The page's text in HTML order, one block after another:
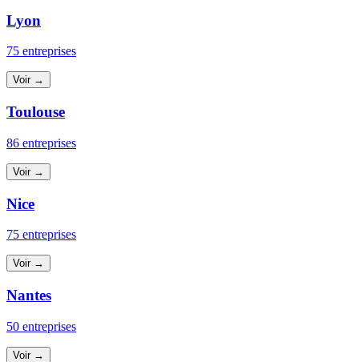
Lyon
75 entreprises
Voir →
Toulouse
86 entreprises
Voir →
Nice
75 entreprises
Voir →
Nantes
50 entreprises
Voir →